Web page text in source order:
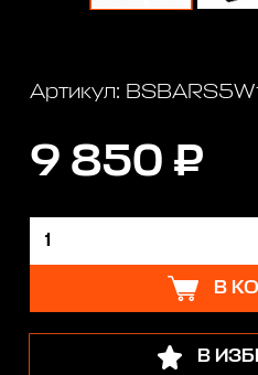
Артикул:
9 850 ₽
В
В